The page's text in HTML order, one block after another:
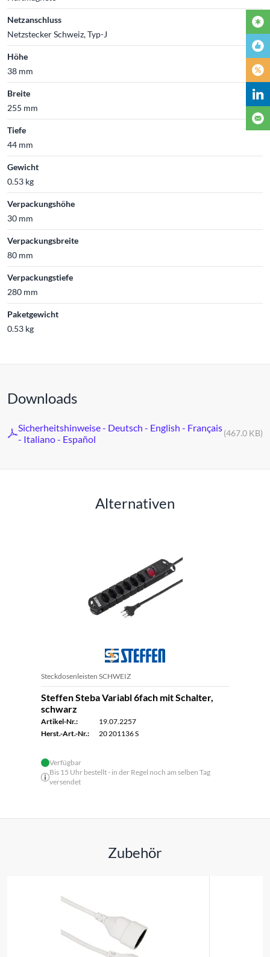
Netzanschluss
Netzstecker Schweiz, Typ-J
Höhe
38 mm
Breite
255 mm
Tiefe
44 mm
Gewicht
0.53 kg
Verpackungshöhe
30 mm
Verpackungsbreite
80 mm
Verpackungstiefe
280 mm
Paketgewicht
0.53 kg
Downloads
Sicherheitshinweise - Deutsch - English - Français
- Italiano - Español
(467.0 KB)
Alternativen
Steckdosenleisten SCHWEIZ
Steffen Steba Variabl 6fach mit Schalter,
schwarz
Artikel-Nr.:
19.07.2257
Herst.-Art.-Nr.:
20 201136 S
Verfügbar
Bis 15 Uhr bestellt - in der Regel noch am selben Tag
versendet
Zubehör